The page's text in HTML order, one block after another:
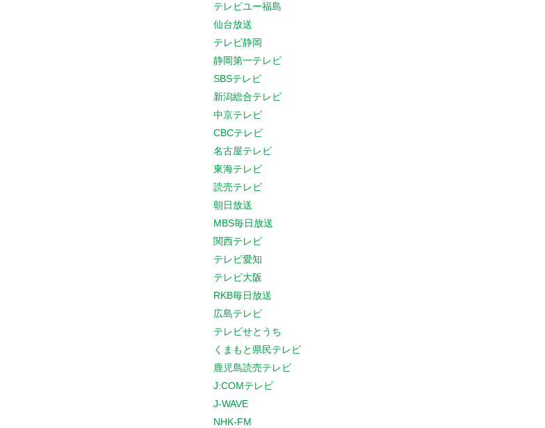
テレビユー福島
仙台放送
テレビ静岡
静岡第一テレビ
SBSテレビ
新潟総合テレビ
中京テレビ
CBCテレビ
名古屋テレビ
東海テレビ
読売テレビ
朝日放送
MBS毎日放送
関西テレビ
テレビ愛知
テレビ大阪
RKB毎日放送
広島テレビ
テレビせとうち
くまもと県民テレビ
鹿児島読売テレビ
J:COMテレビ
J-WAVE
NHK-FM